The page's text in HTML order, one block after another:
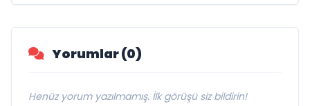
Yorumlar (0)
Henüz yorum yazılmamış. İlk görüşü siz bildirin!